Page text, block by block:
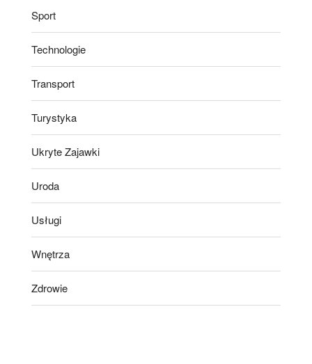
Sport
Technologie
Transport
Turystyka
Ukryte Zajawki
Uroda
Usługi
Wnętrza
Zdrowie